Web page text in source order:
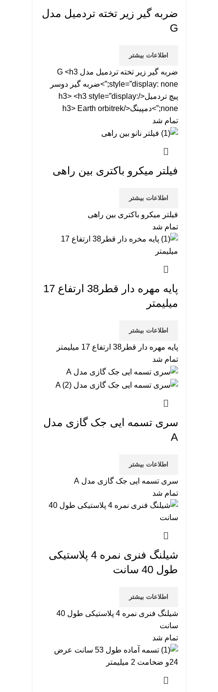
ضربه گیر زیر تخته تردمیل مدل
G
اطلاعات بیشتر
ضربه گیر زیر تخته تردمیل مدل G <h3
style=”display: none;”>ضربه گیر دوسر
پیچ تردمیل</h3> <h3 style=”display:
none;”>دمپینگ</h3> Earth orbitrek
تمام شد
فیلتر میکرو باکتری بین راهی
اطلاعات بیشتر
فیلتر میکرو باکتری بین راهی
تمام شد
پایه مهره دار قطر38 ارتفاع 17
میلیمتر
اطلاعات بیشتر
پایه مهره دار قطر38 ارتفاع 17 میلیمتر
تمام شد
سری تسمه ایی جک گازی مدل
A
اطلاعات بیشتر
سری تسمه ایی جک گازی مدل A
تمام شد
شیلنگ فنری نمره 4 پلاستیکی
طول 40 سانت
اطلاعات بیشتر
شیلنگ فنری نمره 4 پلاستیکی طول 40
سانت
تمام شد